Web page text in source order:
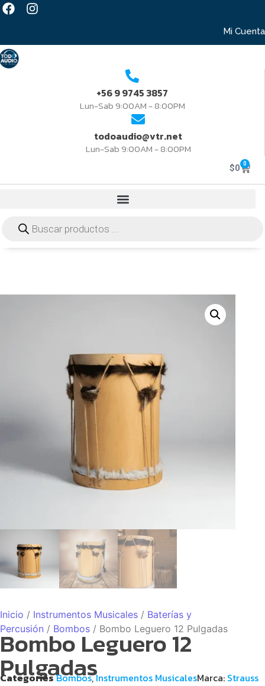
Mi Cuenta
+56 9 9745 3857
Lun-Sab 9:00AM - 8:00PM
todoaudio@vtr.net
Lun-Sab 9:00AM - 8:00PM
$0 0
Inicio / Instrumentos Musicales / Baterías y
Percusión / Bombos / Bombo Leguero 12 Pulgadas
Bombo Leguero 12
Pulgadas
CategoriesBombos,Instrumentos MusicalesMarca: Strauss